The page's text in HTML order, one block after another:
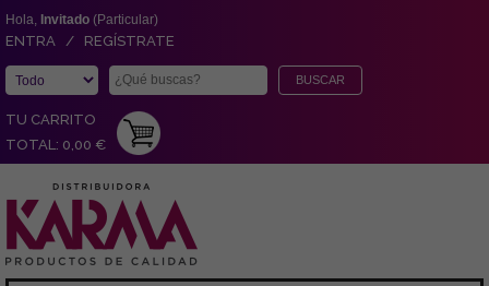
Hola, Invitado (Particular)
ENTRA / REGÍSTRATE
TU CARRITO
TOTAL: 0,00 €